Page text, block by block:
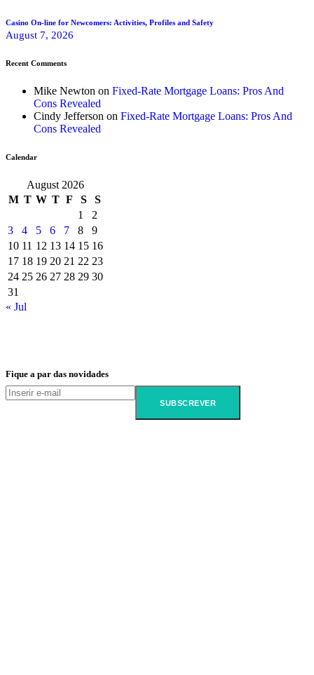
Casino On-line for Newcomers: Activities, Profiles and Safety
August 7, 2026
Recent Comments
Mike Newton on Fixed-Rate Mortgage Loans: Pros And
Cons Revealed
Cindy Jefferson on Fixed-Rate Mortgage Loans: Pros And
Cons Revealed
Calendar
August 2026
M T W T F S
S
1
2
3
4 5 6 7 8
9
10 11 12 13 14 15 16
17 18 19 20 21 22 23
24 25 26 27 28 29 30
31
« Jul
Fique a par das novidades